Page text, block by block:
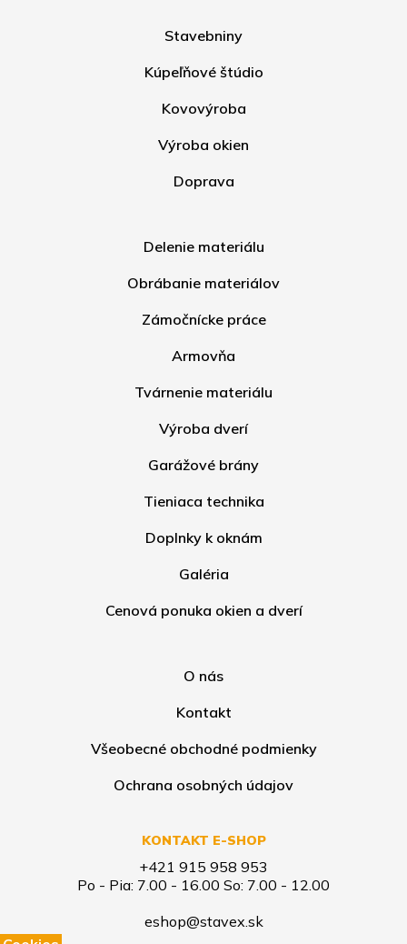
Stavebniny
Kúpeľňové štúdio
Kovovýroba
Výroba okien
Doprava
Delenie materiálu
Obrábanie materiálov
Zámočnícke práce
Armovňa
Tvárnenie materiálu
Výroba dverí
Garážové brány
Tieniaca technika
Doplnky k oknám
Galéria
Cenová ponuka okien a dverí
O nás
Kontakt
Všeobecné obchodné podmienky
Ochrana osobných údajov
KONTAKT E-SHOP
+421 915 958 953
Po - Pia: 7.00 - 16.00 So: 7.00 - 12.00
eshop@stavex.sk